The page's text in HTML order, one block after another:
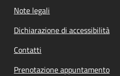
Note legali
Dichiarazione di accessibilità
Contatti
Prenotazione appuntamento